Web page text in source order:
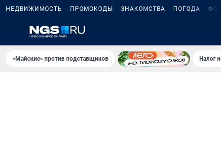
НЕДВИЖИМОСТЬ ПРОМОКОДЫ ЗНАКОМСТВА ПОГОДА
«Майские» против подставщиков Налог